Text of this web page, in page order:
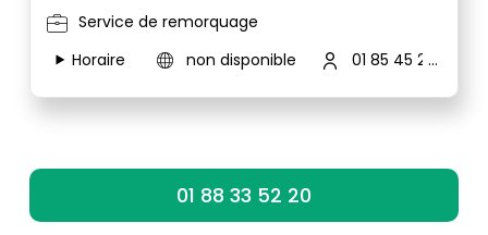
Service de remorquage
Horaire
non disponible 01 85 45 22 87
01 88 33 52 20